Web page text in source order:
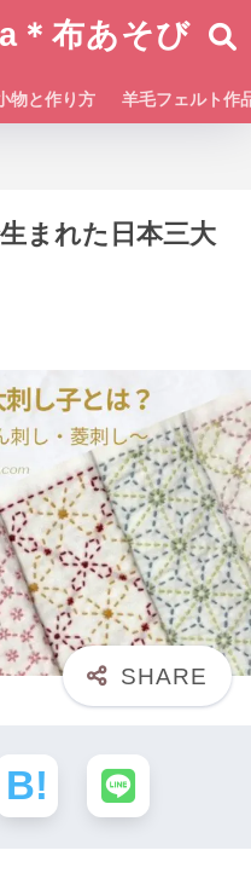
布あそび
物と作り方 羊毛フェルト作
まれた日本三大